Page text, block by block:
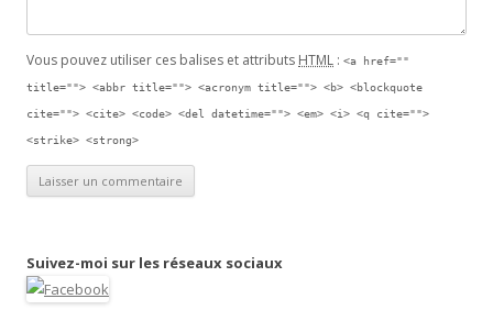
Vous pouvez utiliser ces balises et attributs HTML : <a href=""
title=""> <abbr title=""> <acronym title=""> <b> <blockquote
cite=""> <cite> <code> <del datetime=""> <em> <i> <q cite="">
<strike> <strong>
Suivez-moi sur les réseaux sociaux